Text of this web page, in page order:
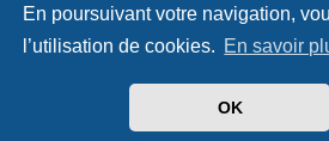
En poursuivant votre navigation,
l’utilisation de cookies. En savoir
OK
Vousne pouvez passupprimer vos messages
ne pouvez pas joindre des fichiers
phpBB ® Forum
phpBB-fr.com